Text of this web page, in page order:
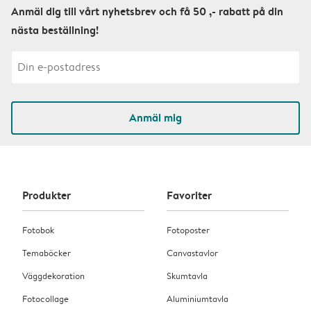
Anmäl dig till vårt nyhetsbrev och få 50 ,- rabatt på din
nästa beställning!
Anmäl mig
Produkter
Fotobok
Temaböcker
Väggdekoration
Fotocollage
Favoriter
Fotoposter
Canvastavlor
Skumtavla
Aluminiumtavla